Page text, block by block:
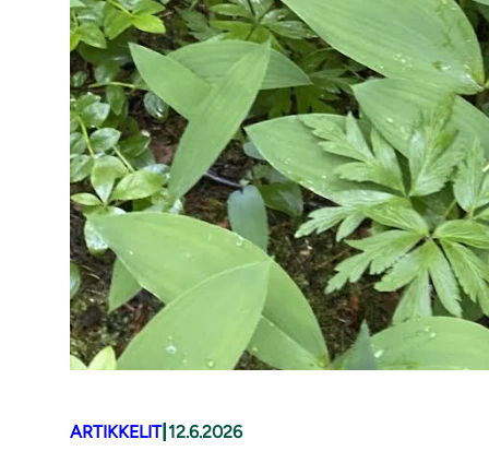
ARTIKKELIT| 12.6.2026